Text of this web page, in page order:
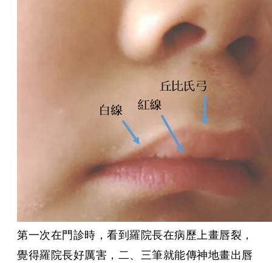
第一次在門診時，看到羅院長在病歷上畫唇裂，
覺得羅院長好厲害，二、三筆就能傳神地畫出唇